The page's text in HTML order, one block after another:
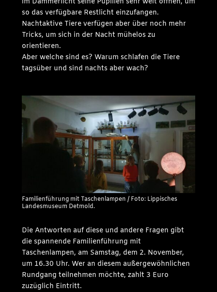
so das verfügbare Restlicht einzufangen.
Nachtaktive Tiere verfügen aber über noch mehr
Tricks, um sich in der Nacht mühelos zu
orientieren.
Aber welche sind es? Warum schlafen die Tiere
tagsüber und sind nachts aber wach?
Familienführung mit Taschenlampen / Foto: Lippisches
Landesmuseum Detmold.
Die Antworten auf diese und andere Fragen gibt
die spannende Familienführung mit
Taschenlampen, am Samstag, dem 2. November,
um 16.30 Uhr. Wer an diesem außergewöhnlichen
Rundgang teilnehmen möchte, zahlt 3 Euro
zuzüglich Eintritt.